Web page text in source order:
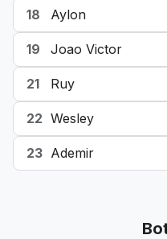
18 Aylon
19 Joao Victor
21 Ruy
22 Wesley
23 Ademir